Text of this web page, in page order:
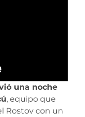
una noche
, equipo que
Rostov con un